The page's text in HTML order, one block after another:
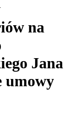
na
Jana
umowy